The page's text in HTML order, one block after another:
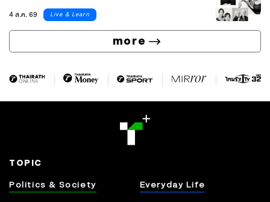
4 ส.ค. 69
Live & Learn
more
TOPIC
Politics & Society Everyday Life